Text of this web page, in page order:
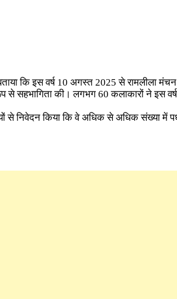
कि इस वर्ष 10 अगस्त 2025 से रामलीला
से सहभागिता की। लगभग 60 कलाकारों ने इस
से निवेदन किया कि वे अधिक से अधिक संख्या में